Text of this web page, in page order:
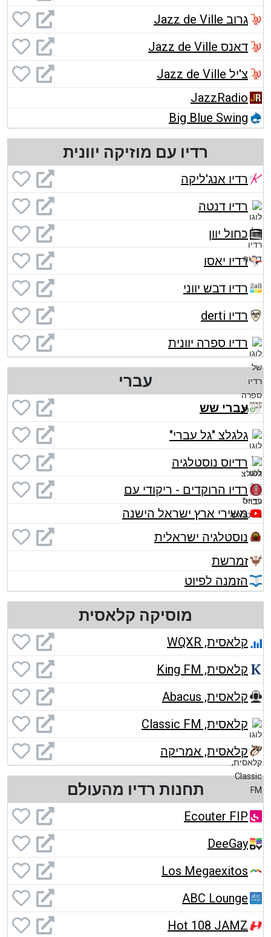
גרוב Jazz de Ville
דאנס Jazz de Ville
צ'יל Jazz de Ville
JazzRadio
Big Blue Swing
רדיו עם מוזיקה יוונית
רדיו אנג'ליקה
רדיו דנטה
כחול יוון
רדיו יאסו
רדיו דבש יווני
רדיו derti
רדיו ספרה יוונית
עברי
עברי שש
גלגלצ "גל עברי"
רדיוס נוסטלגיה
רדיו הרוקדים - ריקודי עם
משירי ארץ ישראל הישנה
נוסטלגיה ישראלית
זמרשת
הזמנה לפיוט
מוסיקה קלאסית
קלאסית, WQXR
קלאסית, King FM
קלאסית, Abacus
קלאסית, Classic FM
קלאסית, אמריקה
תחנות רדיו מהעולם
Ecouter FIP
DeeGay
Los Megaexitos
ABC Lounge
Hot 108 JAMZ